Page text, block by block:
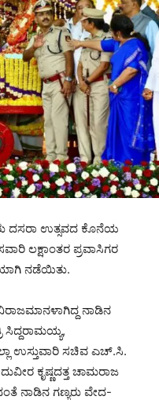
ದಸರಾ ಉತ್ಸವದ ಕೊನೆಯ
ಲಕ್ಷಾಂತರ ಪ್ರವಾಸಿಗರ
ನಡೆಯಿತು.
ನಾಡಿನ
ಸಿದ್ದರಾಮಯ್ಯ,
ಉಸ್ತುವಾರಿ ಸಚಿವ ಎಚ್.ಸಿ.
ಕೃಷ್ಣದತ್ತ ಚಾಮರಾಜ
ನಾಡಿನ ಗಣ್ಯರು ವೇದ-